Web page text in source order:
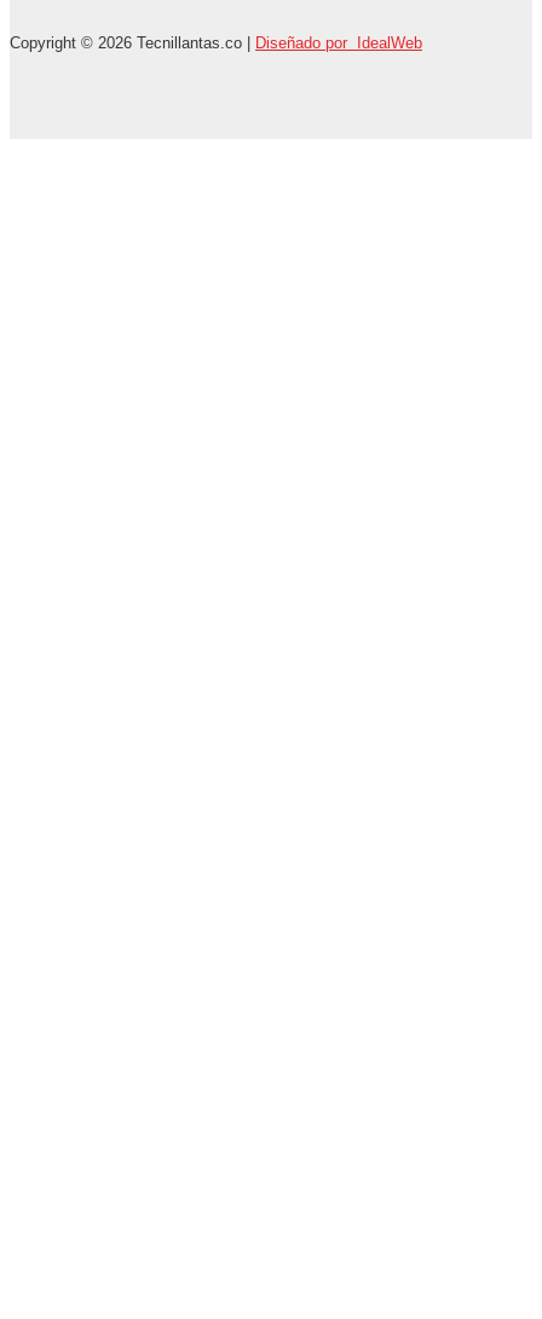
Copyright © 2026 Tecnillantas.co | Diseñado por IdealWeb